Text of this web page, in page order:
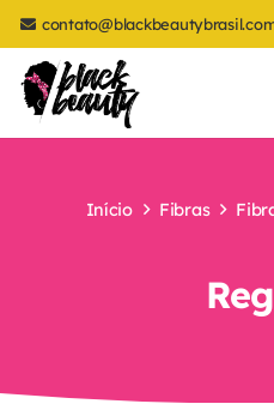
Início Fibras